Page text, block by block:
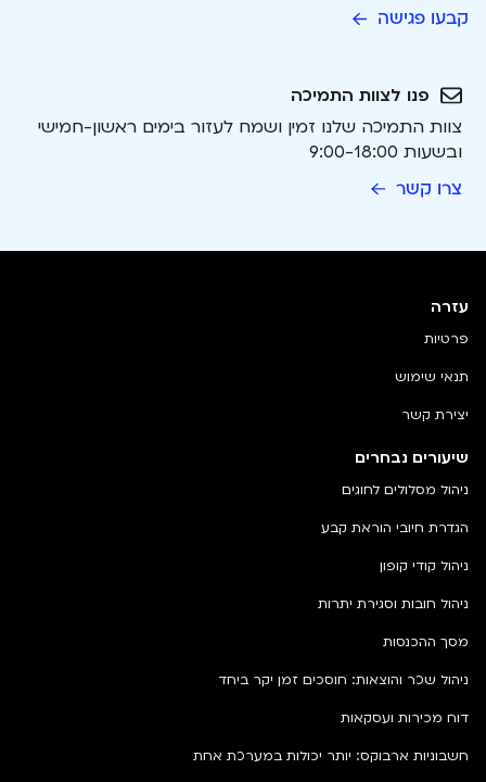
קבעו פגישה
פנו לצוות התמיכה
צוות התמיכה שלנו זמין ושמח לעזור בימים ראשון-חמישי
ובשעות 9:00-18:00
צרו קשר
שיעורים נבחרים
ניהול מסלולים לחוגים
הגדרת חיובי הוראת קבע
ניהול קודי קופון
ניהול חובות וסגירת יתרות
מסך ההכנסות
ניהול שכר והוצאות: חוסכים זמן יקר ביחד
דוח מכירות ועסקאות
חשבוניות ארבוקס: יותר יכולות במערכת אחת
עזרה
פרטיות
תנאי שימוש
יצירת קשר